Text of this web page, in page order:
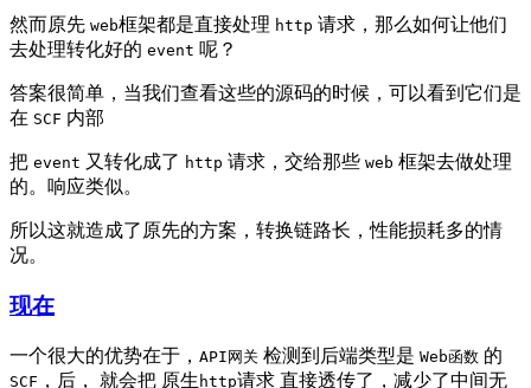
然而原先 web框架都是直接处理 http 请求，那么如何让他们
去处理转化好的 event 呢？
答案很简单，当我们查看这些的源码的时候，可以看到它们是
在 SCF 内部
把 event 又转化成了 http 请求，交给那些 web 框架去做处理
的。响应类似。
所以这就造成了原先的方案，转换链路长，性能损耗多的情
况。
现在
一个很大的优势在于， API网关 检测到后端类型是 Web函数 的
SCF ，后， 就会把 原生 http请求 直接透传了，减少了中间无